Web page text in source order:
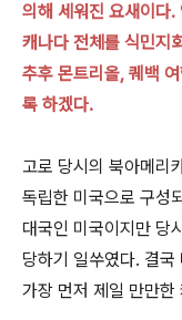
의해 세워진 요새이다.
캐나다 전체를 식민지
추후 몬트리올, 퀘백
록 하겠다.
고로 당시의 북아메리
독립한 미국으로 구성
대국인 미국이지만 당
당하기 일쑤였다. 결국
가장 먼저 제일 만만한